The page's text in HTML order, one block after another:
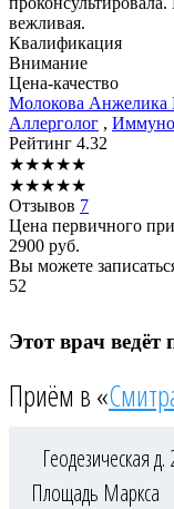
вежливая.
Квалификация
Внимание
Цена-качество
Молокова Анжелика
Аллерголог ,
Рейтинг 4.32
★★★★★
★★★★★
Отзывов 7
Цена первичного
2900 руб.
Вы можете
52
Этот врач
Приём в «
Геодезическая д.
Площадь Маркса